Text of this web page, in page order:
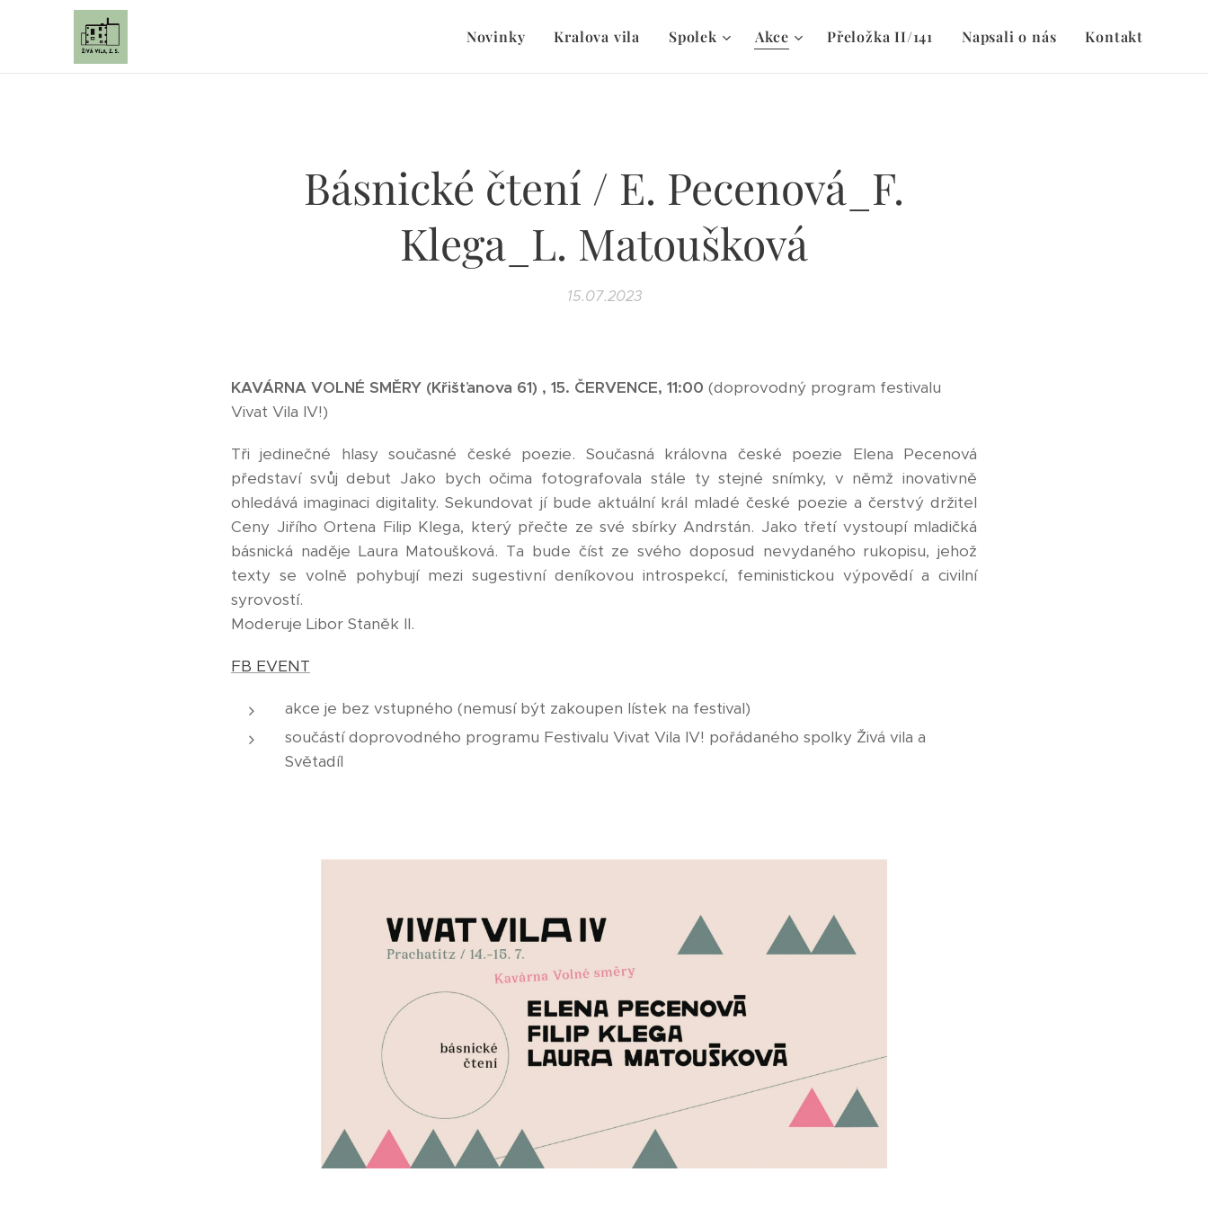
Novinky Kralova vila Spolek Akce Přeložka II/141 Napsali o nás Kontakt
Básnické čtení / E. Pecenová_F.
Klega_L. Matoušková
15.07.2023
KAVÁRNA VOLNÉ SMĚRY (Křišťanova 61) , 15. ČERVENCE, 11:00 (doprovodný program festivalu
Vivat Vila IV!)
Tři jedinečné hlasy současné české poezie. Současná královna české poezie Elena Pecenová
představí svůj debut Jako bych očima fotografovala stále ty stejné snímky, v němž inovativně
ohledává imaginaci digitality. Sekundovat jí bude aktuální král mladé české poezie a čerstvý držitel
Ceny Jiřího Ortena Filip Klega, který přečte ze své sbírky Andrstán. Jako třetí vystoupí mladičká
básnická naděje Laura Matoušková. Ta bude číst ze svého doposud nevydaného rukopisu, jehož
texty se volně pohybují mezi sugestivní deníkovou introspekcí, feministickou výpovědí a civilní
syrovostí.
Moderuje Libor Staněk II.
FB EVENT
akce je bez vstupného (nemusí být zakoupen lístek na festival)
součástí doprovodného programu Festivalu Vivat Vila IV! pořádaného spolky Živá vila a
Světadíl